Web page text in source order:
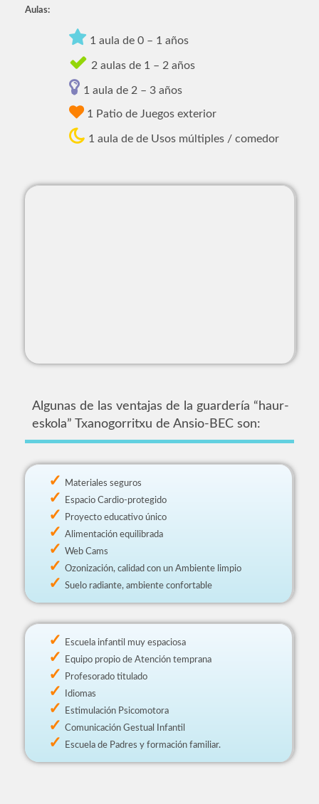
Aulas:
1 aula de 0 – 1 años
2 aulas de 1 – 2 años
1 aula de 2 – 3 años
1 Patio de Juegos exterior
1 aula de de Usos múltiples / comedor
Algunas de las ventajas de la guardería “haur-
eskola” Txanogorritxu de Ansio-BEC son:
Materiales seguros
Espacio Cardio-protegido
Proyecto educativo único
Alimentación equilibrada
Web Cams
Ozonización, calidad con un Ambiente limpio
Suelo radiante, ambiente confortable
Escuela infantil muy espaciosa
Equipo propio de Atención temprana
Profesorado titulado
Idiomas
Estimulación Psicomotora
Comunicación Gestual Infantil
Escuela de Padres y formación familiar.